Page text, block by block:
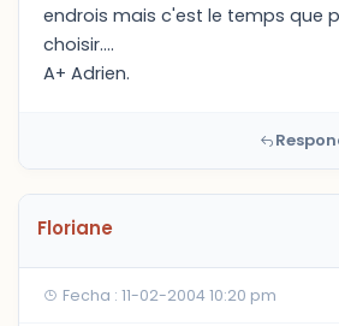
endrois mais c'est le temps que
choisir....
A+ Adrien.
Floriane
Fecha : 11-02-2004 10:20 pm